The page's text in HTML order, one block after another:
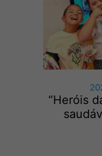
“Heróis